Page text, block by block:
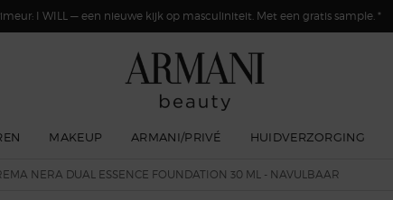
I WILL — een nieuwe kijk op masculiniteit. Met een gratis sample. *
MAKEUP ARMANI/PRIVÉ HUIDVERZORGING
NERA DUAL ESSENCE FOUNDATION 30 ML - NAVULBAAR